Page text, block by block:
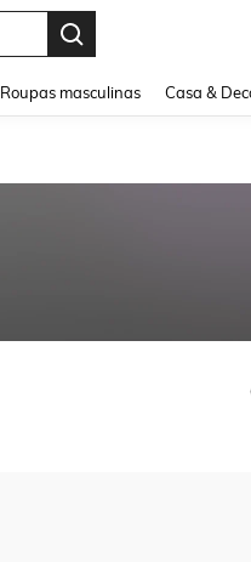
Roupas masculinas Casa &